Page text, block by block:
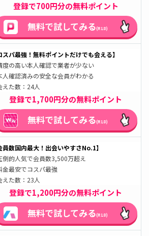
登録で700円分の無料ポイント
無料で試してみる(R18)
スパ最強！無料ポイントだけでも会える】
度の高い本人確認で業者が少ない
人確認済みの安全な会員がわかる
えた数：24人
登録で1,700円分の無料ポイント
無料で試してみる(R18)
員数国内最大！出会いやすさNo.1】
倒的人気で会員数3,500万超え
金最安でコスパ最強
えた数：23人
登録で1,200円分の無料ポイント
無料で試してみる(R18)